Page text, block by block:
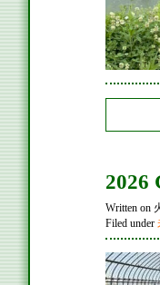
2026
Written on
Filed under